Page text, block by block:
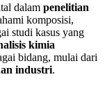
dalam penelitian
komposisi,
studi kasus yang
kimia
bidang, mulai dari
industri.